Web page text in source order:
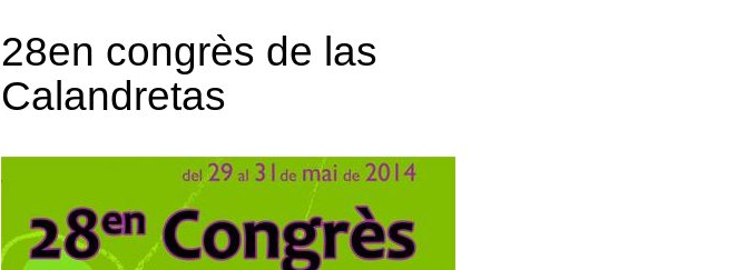
28en congrès de las
Calandretas